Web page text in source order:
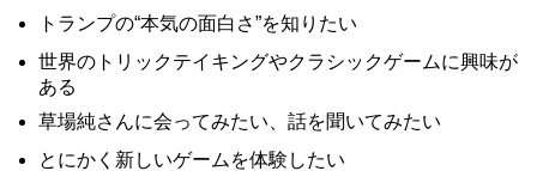
トランプの“本気の面白さ”を知りたい
世界のトリックテイキングやクラシックゲームに興味が
ある
草場純さんに会ってみたい、話を聞いてみたい
とにかく新しいゲームを体験したい